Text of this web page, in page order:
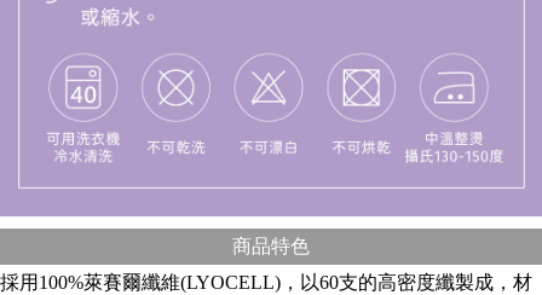
商品特色
採用100%萊賽爾纖維(LYOCELL)，以60支的高密度纖製成，材